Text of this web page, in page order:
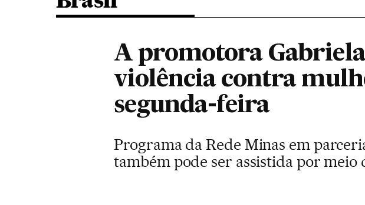
A promotora
violência contra
segunda-feira
Programa da Rede Minas em
também pode ser assistida por meio